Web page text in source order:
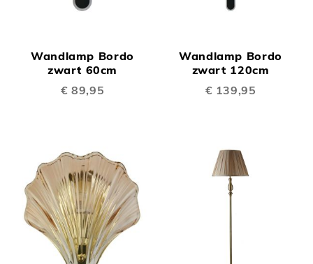
Wandlamp Bordo
zwart 60cm
€ 89,95
Wandlamp Bordo
zwart 120cm
€ 139,95